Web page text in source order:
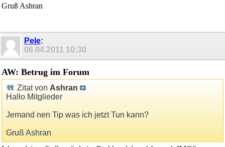
Gruß Ashran
Pele:
06.04.2011 10:30
AW: Betrug im Forum
Zitat von Ashran
Hallo Mitglieder
Jemand nen Tip was ich jetzt Tun kann?
Gruß Ashran